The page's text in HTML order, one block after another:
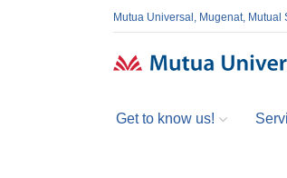
Mutua Universal, Mugenat, Mutual
Get to know us!